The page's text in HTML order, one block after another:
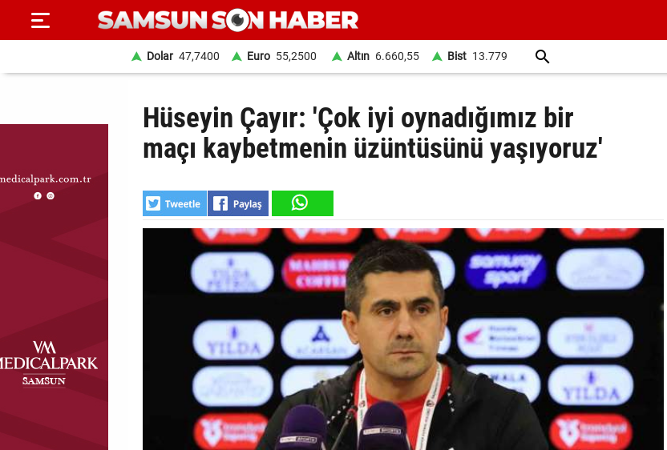
SAYFA
HABER
DÜNYA
MAGAZİN
Dolar 47,7400 Euro 55,2500 Altın 6.660,55 Bist 13.779
Hüseyin Çayır: 'Çok iyi oynadığımız bir
maçı kaybetmenin üzüntüsünü yaşıyoruz'